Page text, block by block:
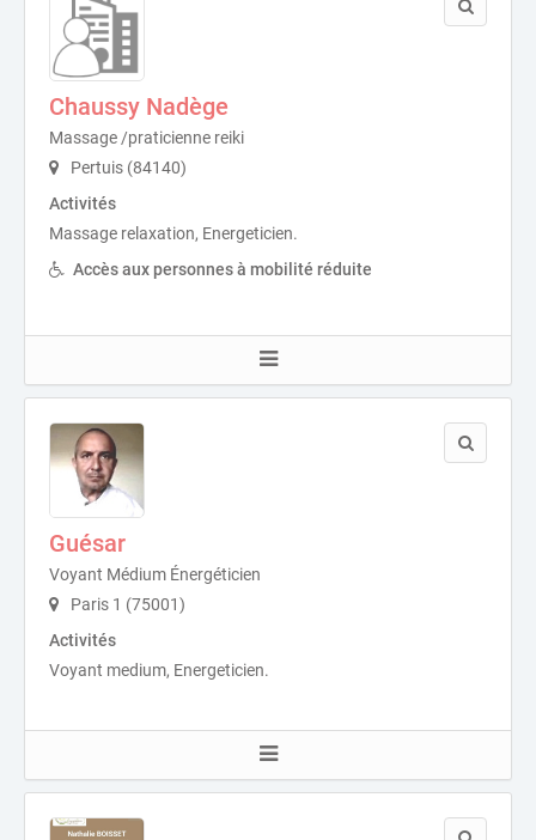
Chaussy Nadège
Massage /praticienne reiki
Pertuis (84140)
Activités
Massage relaxation, Energeticien.
Accès aux personnes à mobilité réduite
Guésar
Voyant Médium Énergéticien
Paris 1 (75001)
Activités
Voyant medium, Energeticien.